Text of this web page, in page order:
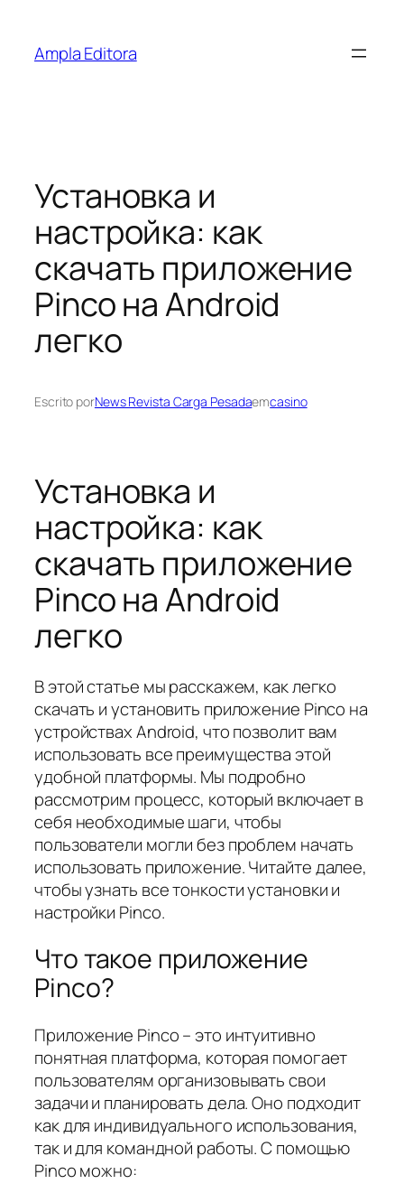
Ampla Editora
Установка и
настройка: как
скачать приложение
Pinco на Android
легко
Escrito porNews Revista Carga Pesadaemcasino
Установка и
настройка: как
скачать приложение
Pinco на Android
легко
В этой статье мы расскажем, как легко
скачать и установить приложение Pinco на
устройствах Android, что позволит вам
использовать все преимущества этой
удобной платформы. Мы подробно
рассмотрим процесс, который включает в
себя необходимые шаги, чтобы
пользователи могли без проблем начать
использовать приложение. Читайте далее,
чтобы узнать все тонкости установки и
настройки Pinco.
Что такое приложение
Pinco?
Приложение Pinco – это интуитивно
понятная платформа, которая помогает
пользователям организовывать свои
задачи и планировать дела. Оно подходит
как для индивидуального использования,
так и для командной работы. С помощью
Pinco можно: